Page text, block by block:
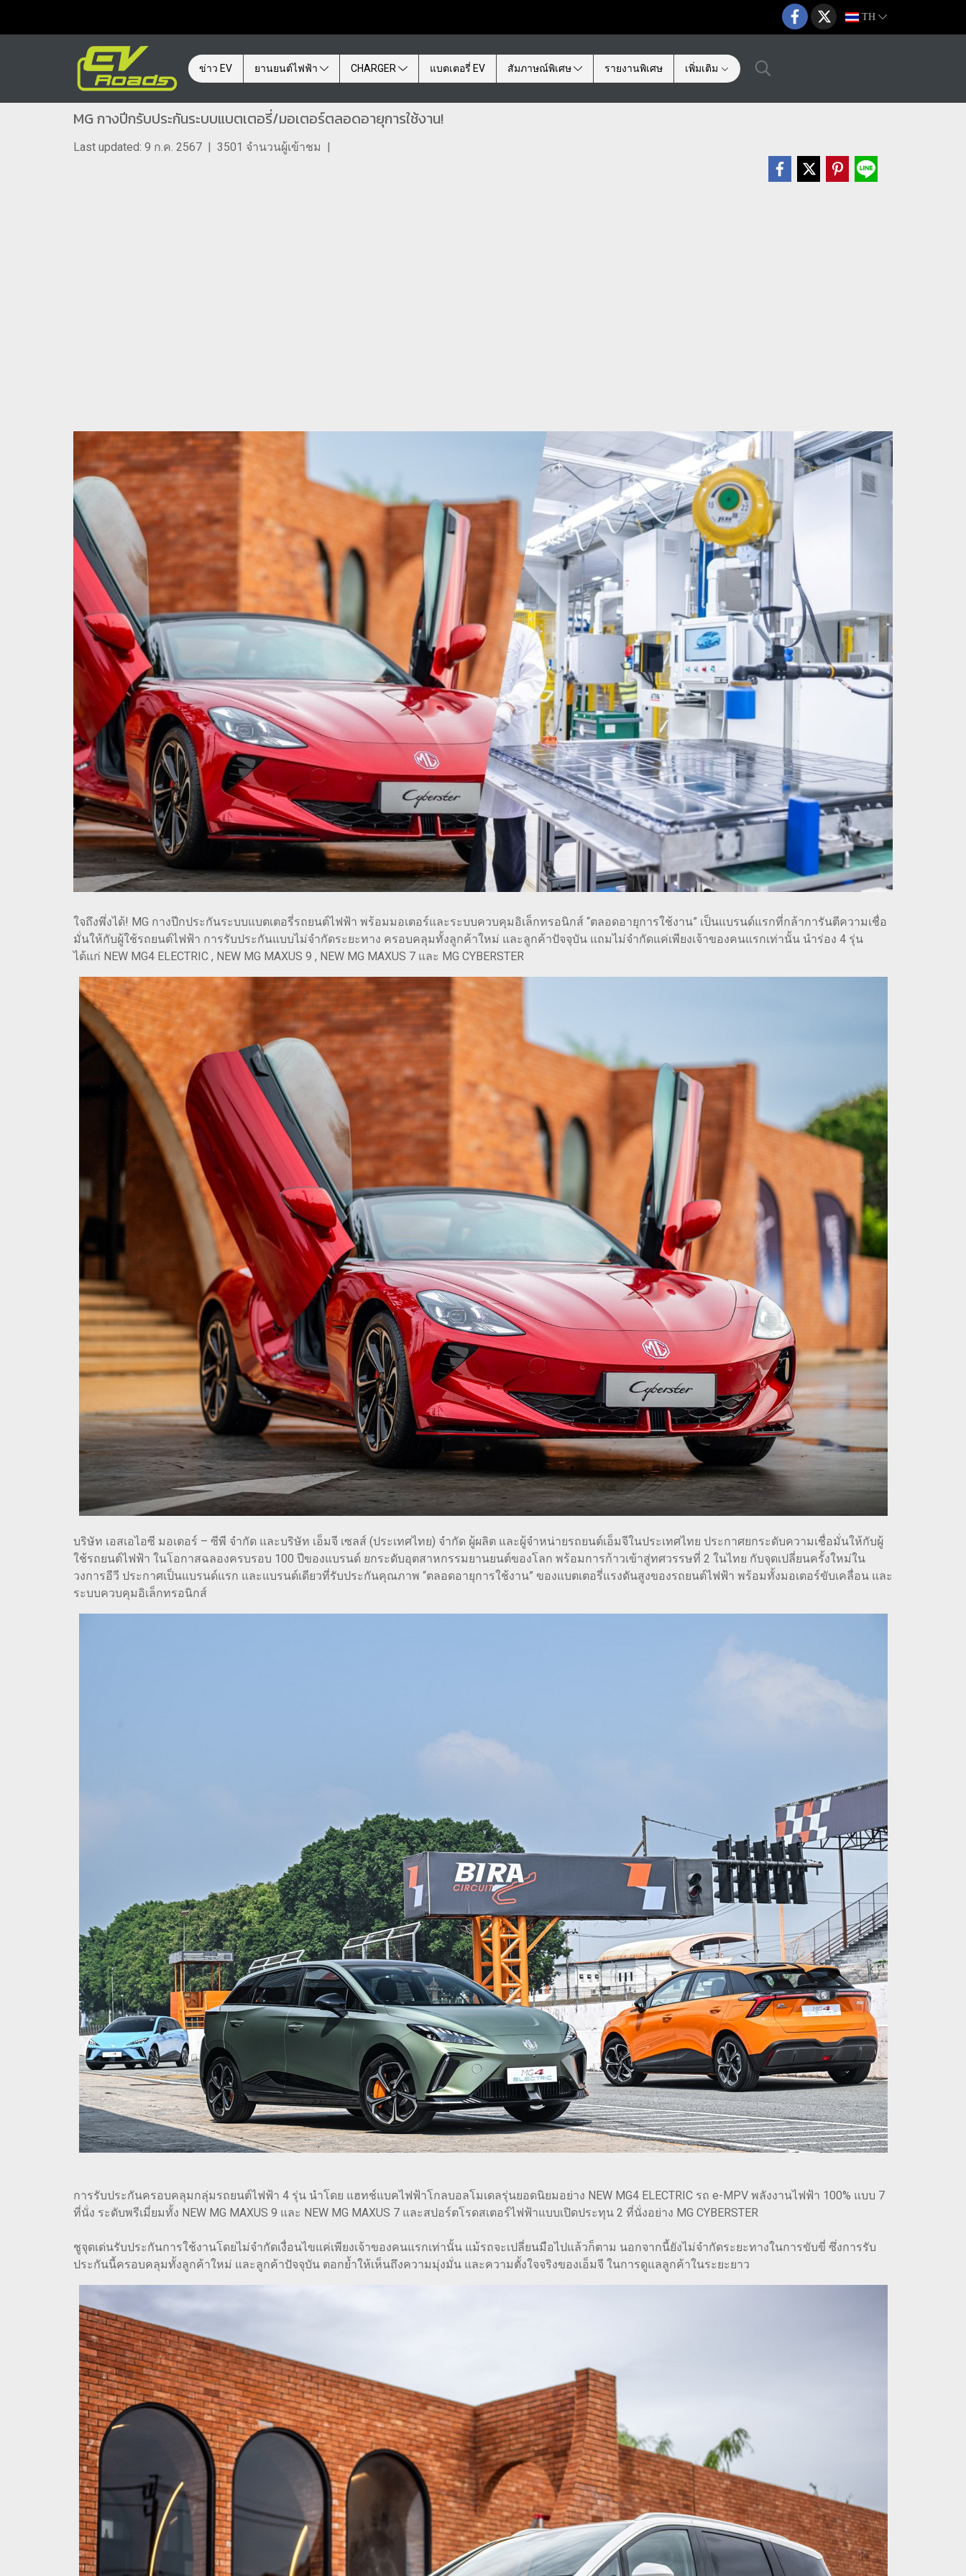
TH
ข่าว EV ยานยนต์ไฟฟ้า CHARGER แบตเตอรี่ EV สัมภาษณ์พิเศษ รายงานพิเศษ เพิ่มเติม
MG กางปีกรับประกันระบบแบตเตอรี่/มอเตอร์ตลอดอายุการใช้งาน!
Last updated: 9 ก.ค. 2567 | 3501 จำนวนผู้เข้าชม |
ใจถึงพึ่งได้! MG กางปีกประกันระบบแบตเตอรี่รถยนต์ไฟฟ้า พร้อมมอเตอร์และระบบควบคุมอิเล็กทรอนิกส์ “ตลอดอายุการใช้งาน” เป็นแบรนด์แรกที่กล้าการันตีความเชื่อ
มั่นให้กับผู้ใช้รถยนต์ไฟฟ้า การรับประกันแบบไม่จำกัดระยะทาง ครอบคลุมทั้งลูกค้าใหม่ และลูกค้าปัจจุบัน แถมไม่จำกัดแค่เพียงเจ้าของคนแรกเท่านั้น นำร่อง 4 รุ่น
ได้แก่ NEW MG4 ELECTRIC , NEW MG MAXUS 9 , NEW MG MAXUS 7 และ MG CYBERSTER
บริษัท เอสเอไอซี มอเตอร์ – ซีพี จำกัด และบริษัท เอ็มจี เซลส์ (ประเทศไทย) จำกัด ผู้ผลิต และผู้จำหน่ายรถยนต์เอ็มจีในประเทศไทย ประกาศยกระดับความเชื่อมั่นให้กับผู้
ใช้รถยนต์ไฟฟ้า ในโอกาสฉลองครบรอบ 100 ปีของแบรนด์ ยกระดับอุตสาหกรรมยานยนต์ของโลก พร้อมการก้าวเข้าสู่ทศวรรษที่ 2 ในไทย กับจุดเปลี่ยนครั้งใหม่ใน
วงการอีวี ประกาศเป็นแบรนด์แรก และแบรนด์เดียวที่รับประกันคุณภาพ “ตลอดอายุการใช้งาน” ของแบตเตอรี่แรงดันสูงของรถยนต์ไฟฟ้า พร้อมทั้งมอเตอร์ขับเคลื่อน และ
ระบบควบคุมอิเล็กทรอนิกส์
การรับประกันครอบคลุมกลุ่มรถยนต์ไฟฟ้า 4 รุ่น นำโดย แฮทช์แบคไฟฟ้าโกลบอลโมเดลรุ่นยอดนิยมอย่าง NEW MG4 ELECTRIC รถ e-MPV พลังงานไฟฟ้า 100% แบบ 7
ที่นั่ง ระดับพรีเมี่ยมทั้ง NEW MG MAXUS 9 และ NEW MG MAXUS 7 และสปอร์ตโรดสเตอร์ไฟฟ้าแบบเปิดประทุน 2 ที่นั่งอย่าง MG CYBERSTER
ชูจุดเด่นรับประกันการใช้งานโดยไม่จำกัดเงื่อนไขแค่เพียงเจ้าของคนแรกเท่านั้น แม้รถจะเปลี่ยนมือไปแล้วก็ตาม นอกจากนี้ยังไม่จำกัดระยะทางในการขับขี่ ซึ่งการรับ
ประกันนี้ครอบคลุมทั้งลูกค้าใหม่ และลูกค้าปัจจุบัน ตอกย้ำให้เห็นถึงความมุ่งมั่น และความตั้งใจจริงของเอ็มจี ในการดูแลลูกค้าในระยะยาว